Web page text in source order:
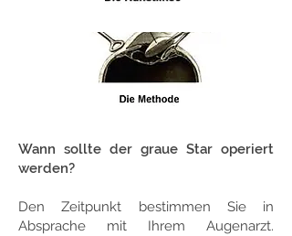
Wann sollte der graue Star operiert
werden?
Den Zeitpunkt bestimmen Sie in
Absprache mit Ihrem Augenarzt.